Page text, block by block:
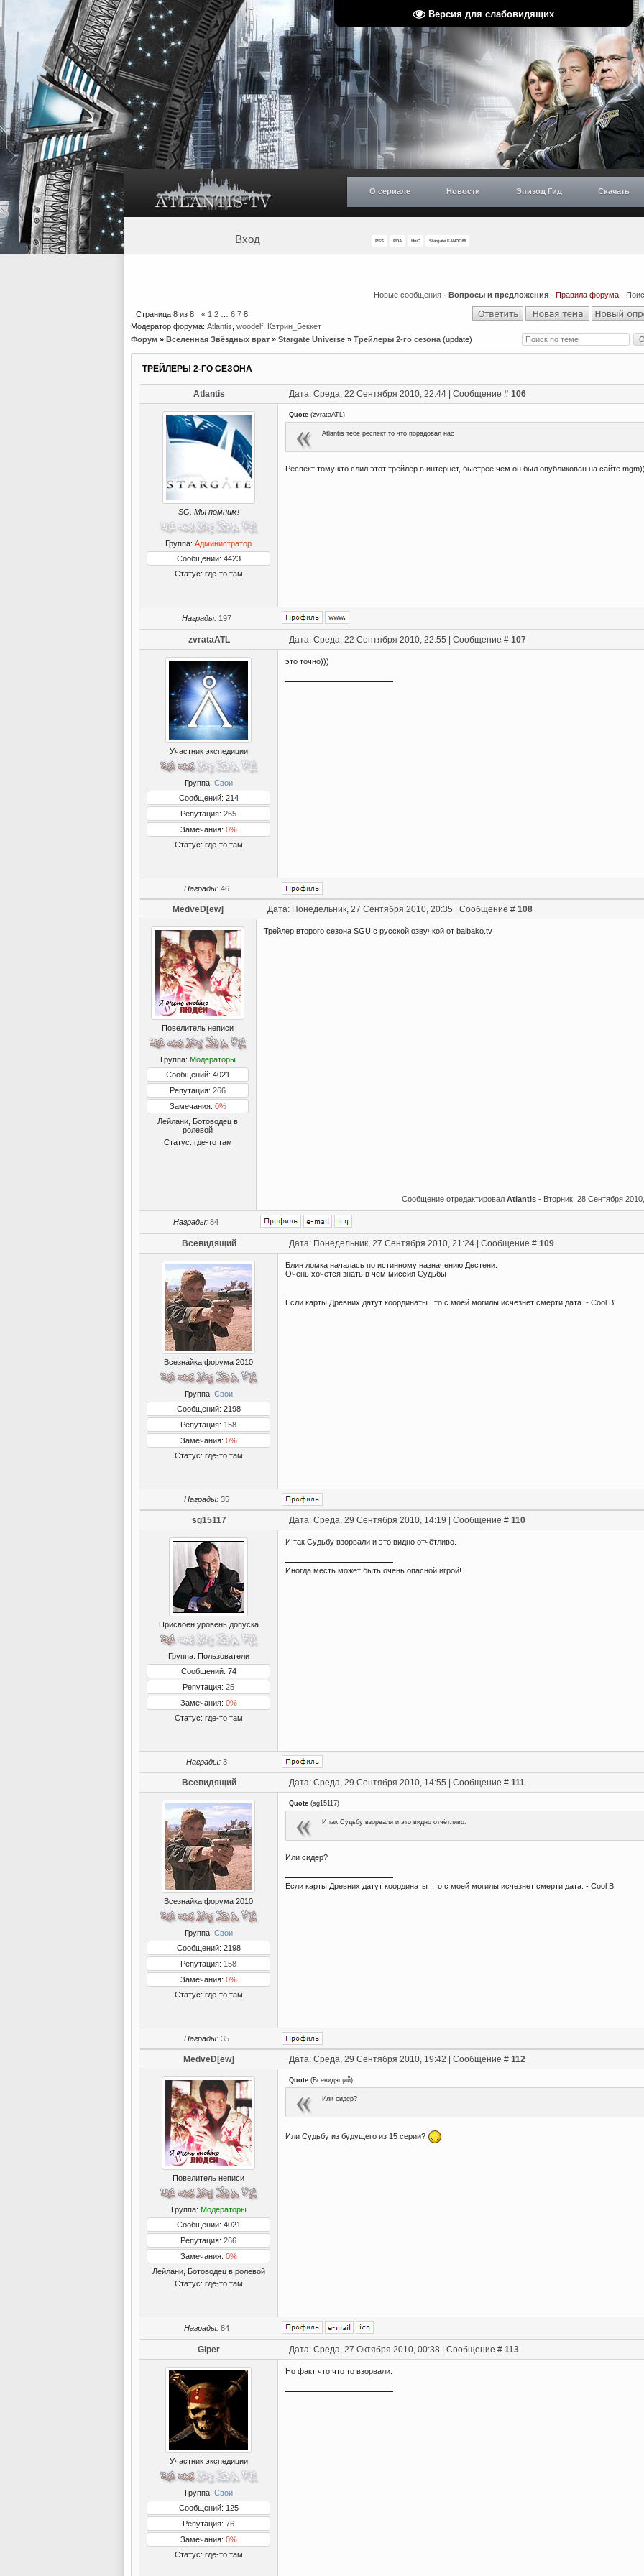
Версия для слабовидящих
О сериале Новости Эпизод Гид Скачать
Вход RSS PDA НиС Stargate FANDOM
Новые сообщения · Вопросы и предложения · Правила форума ·
Страница 8 из 8 « 1 2 6 7 8
Модератор форума: Atlantis woodelf Кэтрин_Беккет
Форум » Вселенная Звёздных врат » Stargate Universe » Трейлеры 2-го сезона (update)
ТРЕЙЛЕРЫ 2-ГО СЕЗОНА
Atlantis Дата: Среда, 22 Сентября 2010, 22:44 | Сообщение # 106
SG. Мы помним!
Группа: Администратор
Сообщений: 4423
Статус: где-то там
Quote (zvrataATL)
Atlantis тебе респект то что порадовал нас
Респект тому кто слил этот трейлер в интернет, быстрее чем он был опубликован на сайте
Награды: 197
zvrataATL Дата: Среда, 22 Сентября 2010, 22:55 | Сообщение # 107
Участник экспедиции
Группа: Свои
Сообщений: 214
Репутация: 265
Замечания: 0%
Статус: где-то там
это точно)))
Награды: 46
MedveD[ew] Дата: Понедельник, 27 Сентября 2010, 20:35 | Сообщение # 108
Повелитель неписи
Группа: Модераторы
Сообщений: 4021
Репутация: 266
Замечания: 0%
Лейлани, Ботоводец в
ролевой
Статус: где-то там
Трейлер второго сезона SGU с русской озвучкой от baibako.tv
Сообщение отредактировал Atlantis - Вторник, 28 Сентября
Награды: 84
Всевидящий Дата: Понедельник, 27 Сентября 2010, 21:24 | Сообщение # 109
Всезнайка форума 2010
Группа: Свои
Сообщений: 2198
Репутация: 158
Замечания: 0%
Статус: где-то там
Блин ломка началась по истинному назначению Дестени.
Очень хочется знать в чем миссия Судьбы
Если карты Древних датут координаты , то с моей могилы исчезнет смерти дата. - Сool B
Награды: 35
sg15117 Дата: Среда, 29 Сентября 2010, 14:19 | Сообщение # 110
Присвоен уровень допуска
Группа: Пользователи
Сообщений: 74
Репутация: 25
Замечания: 0%
Статус: где-то там
И так Судьбу взорвали и это видно отчётливо.
Иногда месть может быть очень опасной игрой!
Награды: 3
Всевидящий Дата: Среда, 29 Сентября 2010, 14:55 | Сообщение # 111
Всезнайка форума 2010
Группа: Свои
Сообщений: 2198
Репутация: 158
Замечания: 0%
Статус: где-то там
Quote (sg15117)
И так Судьбу взорвали и это видно отчётливо.
Или сидер?
Если карты Древних датут координаты , то с моей могилы исчезнет смерти дата. - Сool B
Награды: 35
MedveD[ew] Дата: Среда, 29 Сентября 2010, 19:42 | Сообщение # 112
Повелитель неписи
Группа: Модераторы
Сообщений: 4021
Репутация: 266
Замечания: 0%
Лейлани, Ботоводец в ролевой
Статус: где-то там
Quote (Всевидящий)
Или сидер?
Или Судьбу из будущего из 15 серии?
Награды: 84
Giper Дата: Среда, 27 Октября 2010, 00:38 | Сообщение # 113
Участник экспедиции
Группа: Свои
Сообщений: 125
Репутация: 76
Замечания: 0%
Статус: где-то там
Но факт что что то взорвали.